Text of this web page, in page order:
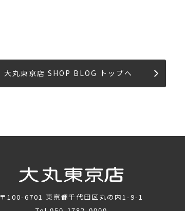
大丸東京店 SHOP BLOG トップへ
〒100-6701 東京都千代田区丸の内1-9-1